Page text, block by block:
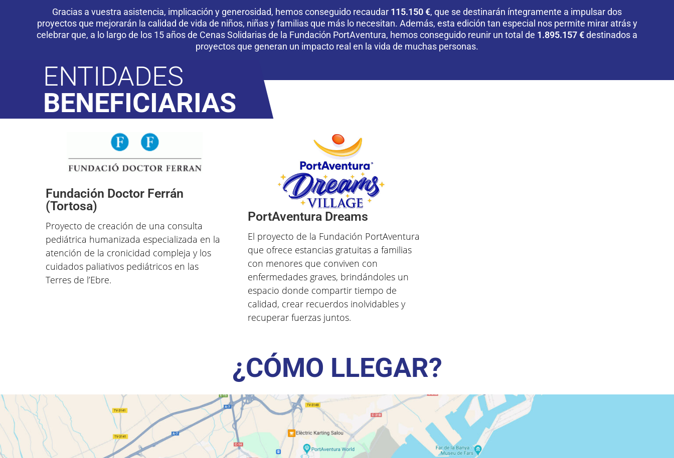
Gracias a vuestra asistencia, implicación y generosidad, hemos conseguido recaudar 115.150 €, que se destinarán íntegramente a impulsar dos
proyectos que mejorarán la calidad de vida de niños, niñas y familias que más lo necesitan. Además, esta edición tan especial nos permite mirar atrás y
celebrar que, a lo largo de los 15 años de Cenas Solidarias de la Fundación PortAventura, hemos conseguido reunir un total de 1.895.157 €destinados a
proyectos que generan un impacto real en la vida de muchas personas.
ENTIDADES
BENEFICIARIAS
Fundación Doctor Ferrán
(Tortosa)
Proyecto de creación de una consulta
pediátrica humanizada especializada en la
atención de la cronicidad compleja y los
cuidados paliativos pediátricos en las
Terres de l’Ebre.
PortAventura Dreams
El proyecto de la Fundación PortAventura
que ofrece estancias gratuitas a familias
con menores que conviven con
enfermedades graves, brindándoles un
espacio donde compartir tiempo de
calidad, crear recuerdos inolvidables y
recuperar fuerzas juntos.
¿CÓMO LLEGAR?